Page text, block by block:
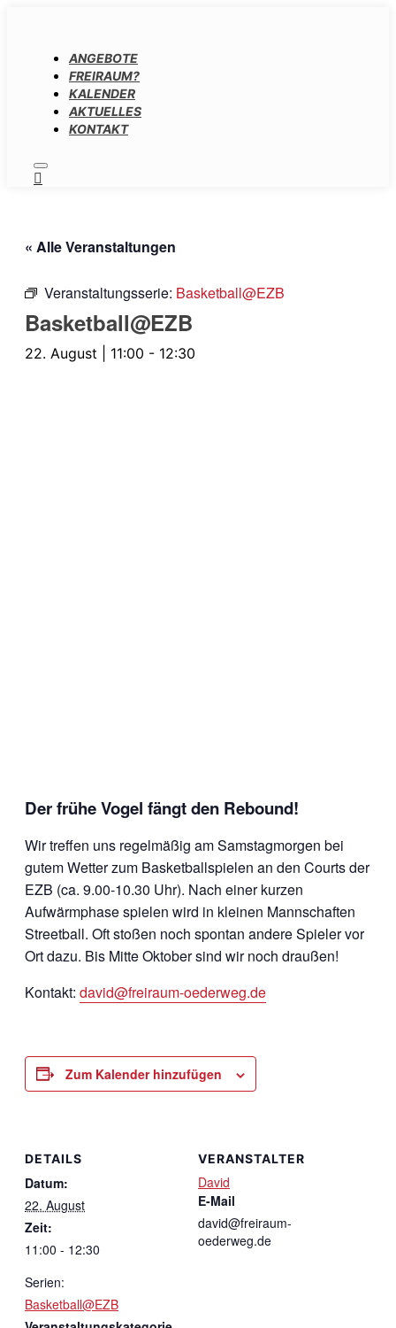
ANGEBOTE
FREIRAUM?
KALENDER
AKTUELLES
KONTAKT
Hauptmenü
« Alle Veranstaltungen
Veranstaltungsserie: Basketball@EZB
Basketball@EZB
22. August | 11:00 - 12:30
Der frühe Vogel fängt den Rebound!
Wir treffen uns regelmäßig am Samstagmorgen bei
gutem Wetter zum Basketballspielen an den Courts der
EZB (ca. 9.00-10.30 Uhr). Nach einer kurzen
Aufwärmphase spielen wird in kleinen Mannschaften
Streetball. Oft stoßen noch spontan andere Spieler vor
Ort dazu. Bis Mitte Oktober sind wir noch draußen!
Kontakt: david@freiraum-oederweg.de
Zum Kalender hinzufügen
DETAILS
Datum:
22. August
Zeit:
11:00 - 12:30
Serien:
Basketball@EZB
VERANSTALTER
David
E-Mail
david@freiraum-
oederweg.de